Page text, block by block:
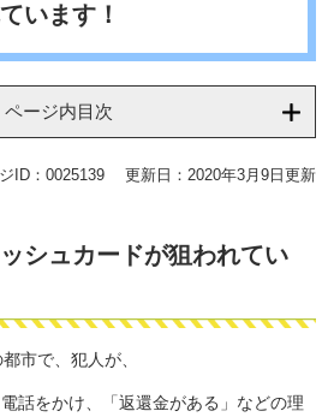
います！
ページ内目次
ID：0025139 更新日：2020年3月9日更新
シュカードが狙われてい
市で、犯人が、
話をかけ、「返還金がある」などの理